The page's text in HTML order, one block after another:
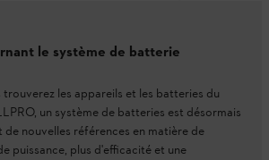
le système de batterie
les appareils et les batteries du
un système de batteries est désormais
nouvelles références en matière de
puissance, plus d'efficacité et une